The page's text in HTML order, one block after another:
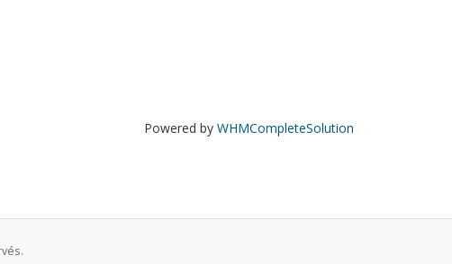
Powered by WHMCompleteSolution